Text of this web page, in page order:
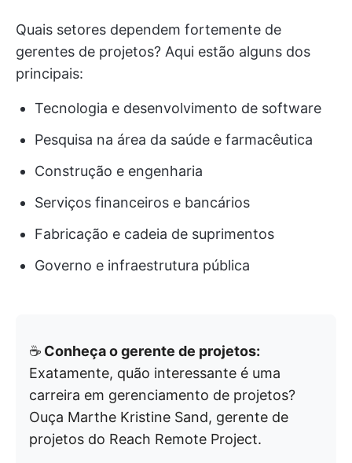
Quais setores dependem fortemente de
gerentes de projetos? Aqui estão alguns dos
principais:
Tecnologia e desenvolvimento de software
Pesquisa na área da saúde e farmacêutica
Construção e engenharia
Serviços financeiros e bancários
Fabricação e cadeia de suprimentos
Governo e infraestrutura pública
☕️ Conheça o gerente de projetos:
Exatamente, quão interessante é uma
carreira em gerenciamento de projetos?
Ouça Marthe Kristine Sand, gerente de
projetos do Reach Remote Project.